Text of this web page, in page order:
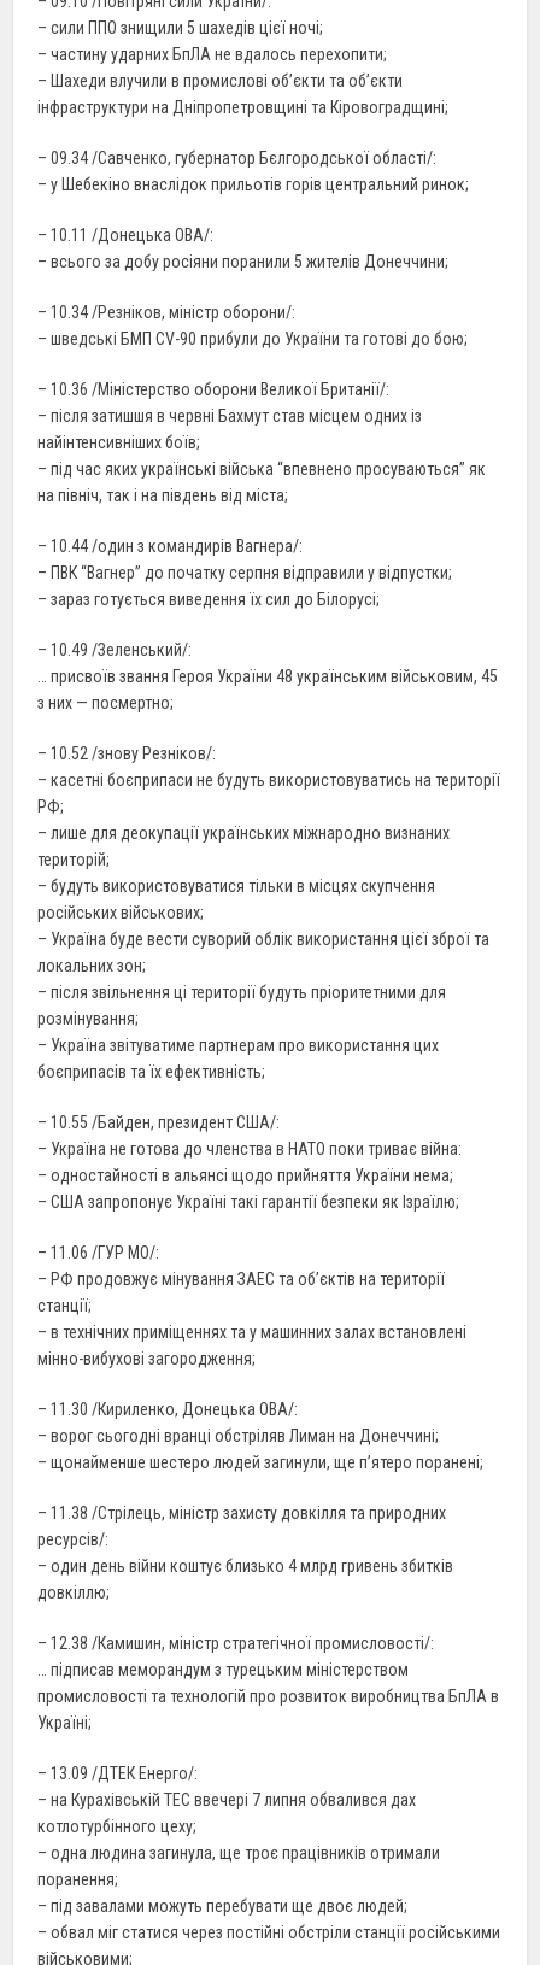
– сили ППО знищили 5 шахедів цієї ночі;
– частину ударних БпЛА не вдалось перехопити;
– Шахеди влучили в промислові об’єкти та об’єкти
інфраструктури на Дніпропетровщині та Кіровоградщині;
– 09.34 /Савченко, губернатор Бєлгородської області/:
– у Шебекіно внаслідок прильотів горів центральний ринок;
– 10.11 /Донецька ОВА/:
– всього за добу росіяни поранили 5 жителів Донеччини;
– 10.34 /Резніков, міністр оборони/:
– шведські БМП CV-90 прибули до України та готові до бою;
– 10.36 /Міністерство оборони Великої Британії/:
– після затишшя в червні Бахмут став місцем одних із
найінтенсивніших боїв;
– під час яких українські війська “впевнено просуваються” як
на північ, так і на південь від міста;
– 10.44 /один з командирів Вагнера/:
– ПВК “Вагнер” до початку серпня відправили у відпустки;
– зараз готується виведення їх сил до Білорусі;
– 10.49 /Зеленський/:
… присвоїв звання Героя України 48 українським військовим, 45
з них — посмертно;
– 10.52 /знову Резніков/:
– касетні боєприпаси не будуть використовуватись на території
РФ;
– лише для деокупації українських міжнародно визнаних
територій;
– будуть використовуватися тільки в місцях скупчення
російських військових;
– Україна буде вести суворий облік використання цієї зброї та
локальних зон;
– після звільнення ці території будуть пріоритетними для
розмінування;
– Україна звітуватиме партнерам про використання цих
боєприпасів та їх ефективність;
– 10.55 /Байден, президент США/:
– Україна не готова до членства в НАТО поки триває війна:
– одностайності в альянсі щодо прийняття України нема;
– США запропонує Україні такі гарантії безпеки як Ізраїлю;
– 11.06 /ГУР МО/:
– РФ продовжує мінування ЗАЕС та об’єктів на території
станції;
– в технічних приміщеннях та у машинних залах встановлені
мінно-вибухові загородження;
– 11.30 /Кириленко, Донецька ОВА/:
– ворог сьогодні вранці обстріляв Лиман на Донеччині;
– щонайменше шестеро людей загинули, ще п’ятеро поранені;
– 11.38 /Стрілець, міністр захисту довкілля та природних
ресурсів/:
– один день війни коштує близько 4 млрд гривень збитків
довкіллю;
– 12.38 /Камишин, міністр стратегічної промисловості/:
… підписав меморандум з турецьким міністерством
промисловості та технологій про розвиток виробництва БпЛА в
Україні;
– 13.09 /ДТЕК Енерго/:
– на Курахівській ТЕС ввечері 7 липня обвалився дах
котлотурбінного цеху;
– одна людина загинула, ще троє працівників отримали
поранення;
– під завалами можуть перебувати ще двоє людей;
– обвал міг статися через постійні обстріли станції російськими
військовими;